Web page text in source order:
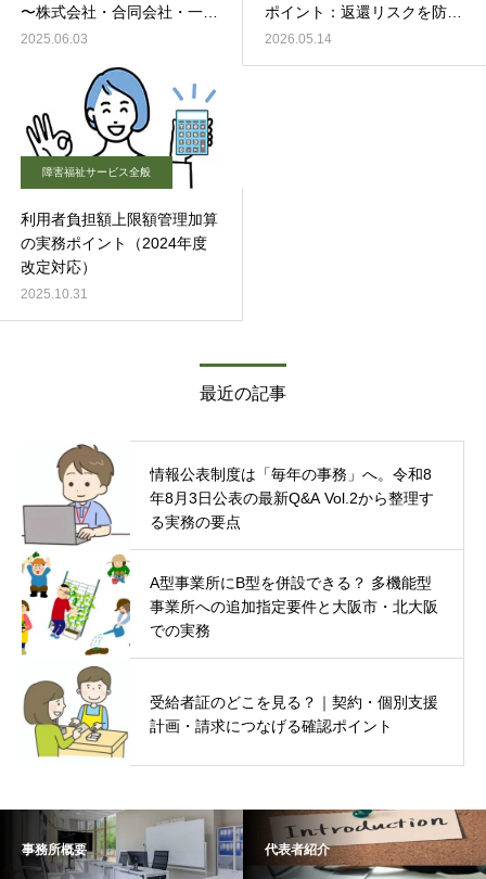
〜株式会社・合同会社・一般
社団法人・NPO法人を比較〜
2025.06.03
ポイント：返還リスクを防ぐ
仕組みづくり
2026.05.14
障害福祉サービス全般
利用者負担額上限額管理加算
の実務ポイント（2024年度
改定対応）
2025.10.31
最近の記事
情報公表制度は「毎年の事務」へ。令和8
年8月3日公表の最新Q&A Vol.2から整理す
る実務の要点
A型事業所にB型を併設できる？ 多機能型
事業所への追加指定要件と大阪市・北大阪
での実務
受給者証のどこを見る？｜契約・個別支援
計画・請求につなげる確認ポイント
事務所概要 代表者紹介